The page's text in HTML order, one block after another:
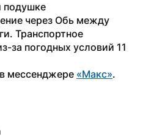
через Обь между
Транспортное
за погодных условий 11
мессенджере «Макс».